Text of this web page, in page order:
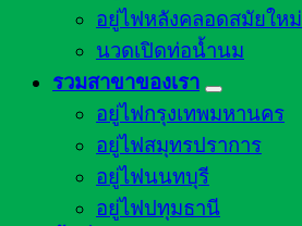
อยู่ไฟหลังคลอดสมัยใหม่
นวดเปิดท่อน้ำนม
รวมสาขาของเรา
อยู่ไฟกรุงเทพมหานคร
อยู่ไฟสมุทรปราการ
อยู่ไฟนนทบุรี
อยู่ไฟปทุมธานี